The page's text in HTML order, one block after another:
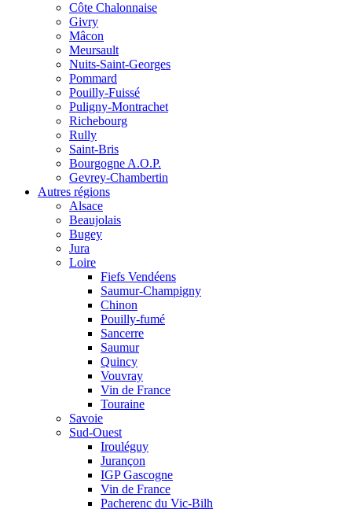
Côte Chalonnaise
Givry
Mâcon
Meursault
Nuits-Saint-Georges
Pommard
Pouilly-Fuissé
Puligny-Montrachet
Richebourg
Rully
Saint-Bris
Bourgogne A.O.P.
Gevrey-Chambertin
Autres régions
Alsace
Beaujolais
Bugey
Jura
Loire
Fiefs Vendéens
Saumur-Champigny
Chinon
Pouilly-fumé
Sancerre
Saumur
Quincy
Vouvray
Vin de France
Touraine
Savoie
Sud-Ouest
Irouléguy
Jurançon
IGP Gascogne
Vin de France
Pacherenc du Vic-Bilh